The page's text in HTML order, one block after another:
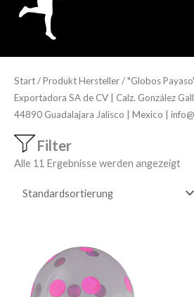
Start/ Produkt Hersteller / "Globos
Exportadora SA de CV | Calz. González
44890 Guadalajara Jalisco | Mexico |
Filter
Alle 11 Ergebnisse werden angezeigt